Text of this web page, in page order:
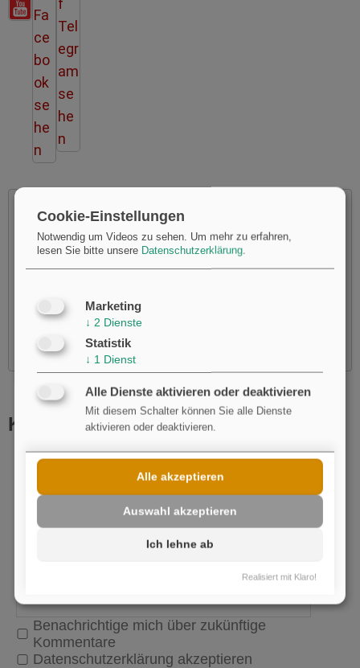
Möchten Sie vonYoutubebereitgestellte externe Inhalte
Kommentar schreiben
Name
E-Mail
Benachrichtige mich über zukünftige
Kommentare
Datenschutzerklärung akzeptieren
Cookie-Einstellungen
Notwendig um Videos zu sehen. Um mehr zu erfahren,
lesen Sie bitte unsere Datenschutzerklärung.
Marketing
↓ 2 Dienste
Statistik
↓ 1 Dienst
Alle Dienste aktivieren oder deaktivieren
Mit diesem Schalter können Sie alle Dienste
aktivieren oder deaktivieren.
Ich lehne ab
Auswahl akzeptieren
Alle akzeptieren
Realisiert mit Klaro!